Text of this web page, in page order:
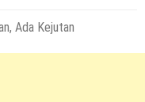
Ada Kejutan